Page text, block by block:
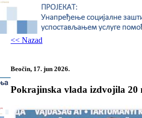
<< Nazad
Beočin, 17. jun 2026.
Pokrajinska vlada izdvojila 20